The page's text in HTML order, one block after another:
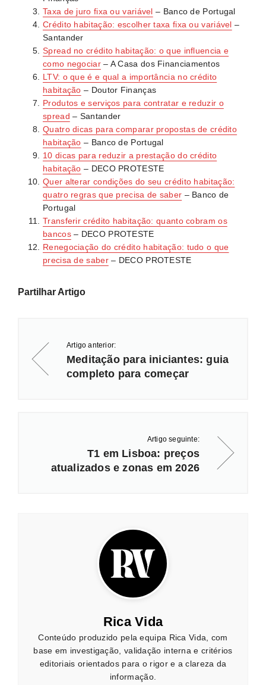
Taxa de juro fixa ou variável – Banco de Portugal
Crédito habitação: escolher taxa fixa ou variável –
Santander
Spread no crédito habitação: o que influencia e
como negociar– A Casa dos Financiamentos
LTV: o que é e qual a importância no crédito
habitação – Doutor Finanças
Produtos e serviços para contratar e reduzir o
spread – Santander
Quatro dicas para comparar propostas de crédito
habitação – Banco de Portugal
10 dicas para reduzir a prestação do crédito
habitação – DECO PROTESTE
Quer alterar condições do seu crédito habitação:
quatro regras que precisa de saber – Banco de
Portugal
Transferir crédito habitação: quanto cobram os
bancos– DECO PROTESTE
Renegociação do crédito habitação: tudo o que
precisa de saber– DECO PROTESTE
Partilhar Artigo
Artigo anterior:
Meditação para iniciantes: guia
completo para começar
Artigo seguinte:
T1 em Lisboa: preços
atualizados e zonas em 2026
Rica Vida
Conteúdo produzido pela equipa Rica Vida, com
base em investigação, validação interna e critérios
editoriais orientados para o rigor e a clareza da
informação.